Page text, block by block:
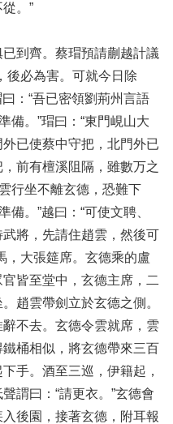
。”
到齊。蔡瑁預請蒯越計議
後必為害。可就今日除
：“吾已密領劉荊州言語
備。”瑁曰：“東門峴山大
已使蔡中守把，北門外已
前有檀溪阻隔，雖數万之
行坐不離玄德，恐難下
備。”越曰：“可使文聘、
將，先請住趙雲，然後可
，大張筵席。玄德乘的盧
皆至堂中，玄德主席，二
趙雲帶劍立於玄德之側。
不去。玄德令雲就席，雲
桶相似，將玄德帶來三百
手。酒至三巡，伊籍起，
謂曰：“請更衣。”玄德會
後園，接著玄德，附耳報